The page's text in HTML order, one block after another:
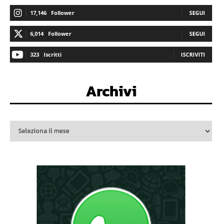
17,146 Follower SEGUI
6,014 Follower SEGUI
323 Iscritti ISCRIVITI
Archivi